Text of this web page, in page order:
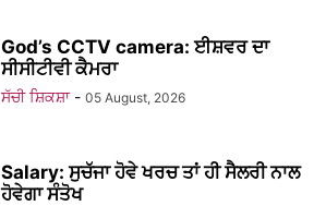
God’s CCTV camera: ਈਸ਼ਵਰ ਦਾ
ਸੀਸੀਟੀਵੀ ਕੈਮਰਾ
ਸੱਚੀ ਸ਼ਿਕਸ਼ਾ - 05 August, 2026
Salary: ਸੁਚੱਜਾ ਹੋਵੇ ਖਰਚ ਤਾਂ ਹੀ ਸੈਲਰੀ ਨਾਲ
ਹੋਵੇਗਾ ਸੰਤੋਖ